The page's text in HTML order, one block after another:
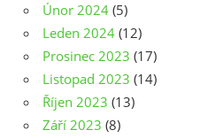
Únor 2024 (5)
Leden 2024 (12)
Prosinec 2023 (17)
Listopad 2023 (14)
Říjen 2023 (13)
Září 2023 (8)